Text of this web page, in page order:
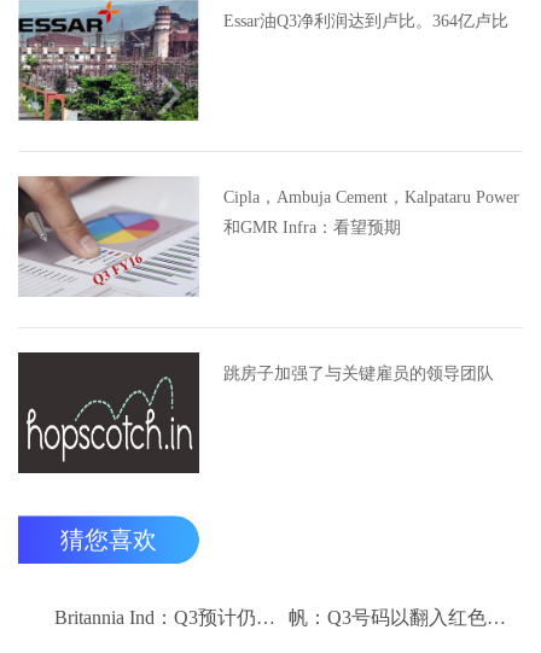
Essar油Q3净利润达到卢比。364亿卢比
Cipla，Ambuja Cement，Kalpataru Power
和GMR Infra：看望预期
跳房子加强了与关键雇员的领导团队
猜您喜欢
Britannia Ind：Q3预计仍然保持强劲 帆：Q3号码以翻入红色领域